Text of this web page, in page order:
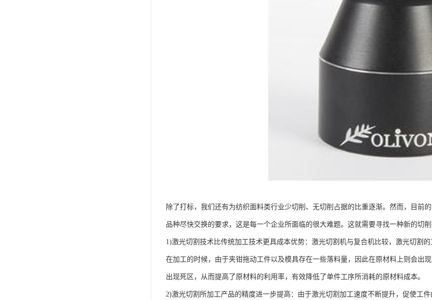
除了打标，我们还有为纺织面料类行业少切削、无切削占据的比重逐渐。然而，目前
品种尽快交换的要求，这是每一个企业所面临的很大难题。这就需要寻找一种新的切削
1)激光切割技术比传统加工技术更具成本优势：激光切割机与复合机比较，激光切割
在加工的时候，由于夹钳拖动工件以及模具存在一些落料量，因此在原材料上则会出
出现死区，从而提高了原材料的利用率，有效降低了单件工序所消耗的原材料成本。
2)激光切割所加工产品的精度进一步提高：由于激光切割加工速度不断提升，促使工